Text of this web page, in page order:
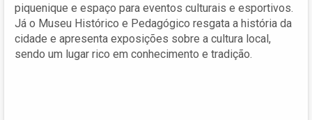
piquenique e espaço para eventos culturais e esportivos.
Já o Museu Histórico e Pedagógico resgata a história da
cidade e apresenta exposições sobre a cultura local,
sendo um lugar rico em conhecimento e tradição.